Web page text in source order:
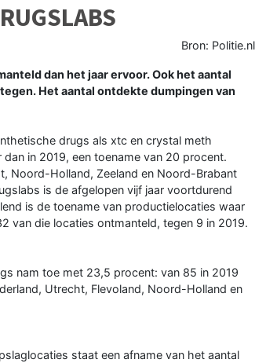
Bron: Politie.nl
dan het jaar ervoor. Ook het aantal
Het aantal ontdekte dumpingen van
drugs als xtc en crystal meth
in 2019, een toename van 20 procent.
Noord-Holland, Zeeland en Noord-Brabant
is de afgelopen vijf jaar voortdurend
is de toename van productielocaties waar
van die locaties ontmanteld, tegen 9 in 2019.
nam toe met 23,5 procent: van 85 in 2019
Utrecht, Flevoland, Noord-Holland en
staat een afname van het aantal